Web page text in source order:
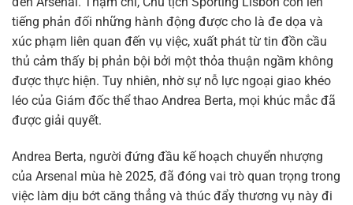
tiếng phản đối những hành động được cho là đe dọa và
xúc phạm liên quan đến vụ việc, xuất phát từ tin đồn cầu
thủ cảm thấy bị phản bội bởi một thỏa thuận ngầm không
được thực hiện. Tuy nhiên, nhờ sự nỗ lực ngoại giao khéo
léo của Giám đốc thể thao Andrea Berta, mọi khúc mắc đã
được giải quyết.
Andrea Berta, người đứng đầu kế hoạch chuyển nhượng
của Arsenal mùa hè 2025, đã đóng vai trò quan trọng trong
việc làm dịu bớt căng thẳng và thúc đẩy thương vụ này đi